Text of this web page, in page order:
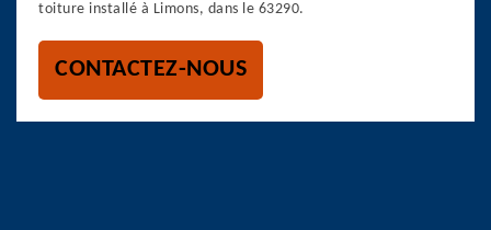
toiture installé à Limons, dans le 63290.
CONTACTEZ-NOUS